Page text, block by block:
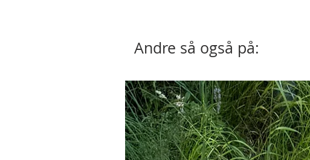
Andre så også på: